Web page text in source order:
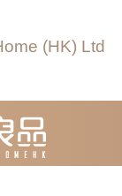
(HK) Ltd